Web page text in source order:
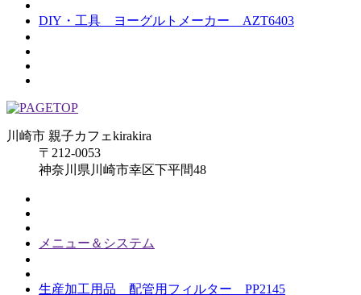
DIY・工具 ヨーグルトメーカー AZT6403
川崎市 親子カフェkirakira
〒212-0053
神奈川県川崎市幸区下平間48
メニュー＆システム
生産加工用品 配管用フィルター PP2145